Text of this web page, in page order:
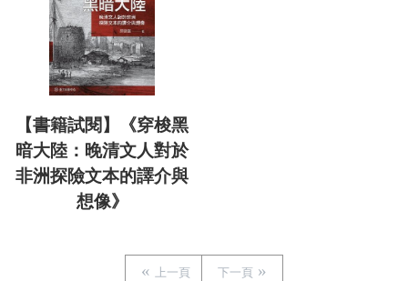
【書籍試閱】《穿梭黑
暗大陸：晚清文人對於
非洲探險文本的譯介與
想像》
上一頁 下一頁